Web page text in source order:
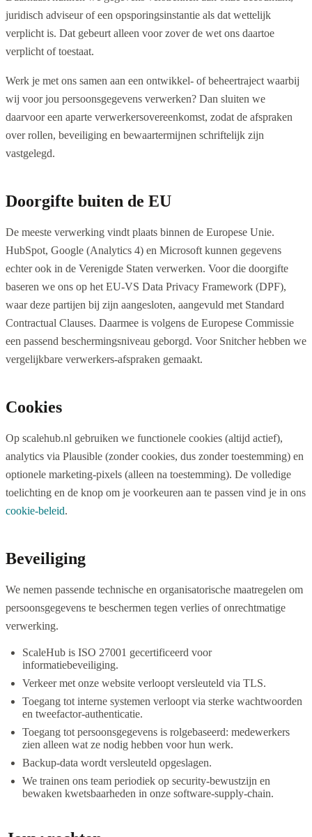
juridisch adviseur of een opsporingsinstantie als dat wettelijk
verplicht is. Dat gebeurt alleen voor zover de wet ons daartoe
verplicht of toestaat.
Werk je met ons samen aan een ontwikkel- of beheertraject waarbij
wij voor jou persoonsgegevens verwerken? Dan sluiten we
daarvoor een aparte verwerkersovereenkomst, zodat de afspraken
over rollen, beveiliging en bewaartermijnen schriftelijk zijn
vastgelegd.
Doorgifte buiten de EU
De meeste verwerking vindt plaats binnen de Europese Unie.
HubSpot, Google (Analytics 4) en Microsoft kunnen gegevens
echter ook in de Verenigde Staten verwerken. Voor die doorgifte
baseren we ons op het EU-VS Data Privacy Framework (DPF),
waar deze partijen bij zijn aangesloten, aangevuld met Standard
Contractual Clauses. Daarmee is volgens de Europese Commissie
een passend beschermingsniveau geborgd. Voor Snitcher hebben we
vergelijkbare verwerkers-afspraken gemaakt.
Cookies
Op scalehub.nl gebruiken we functionele cookies (altijd actief),
analytics via Plausible (zonder cookies, dus zonder toestemming) en
optionele marketing-pixels (alleen na toestemming). De volledige
toelichting en de knop om je voorkeuren aan te passen vind je in ons
cookie-beleid.
Beveiliging
We nemen passende technische en organisatorische maatregelen om
persoonsgegevens te beschermen tegen verlies of onrechtmatige
verwerking.
ScaleHub is ISO 27001 gecertificeerd voor
informatiebeveiliging.
Verkeer met onze website verloopt versleuteld via TLS.
Toegang tot interne systemen verloopt via sterke wachtwoorden
en tweefactor-authenticatie.
Toegang tot persoonsgegevens is rolgebaseerd: medewerkers
zien alleen wat ze nodig hebben voor hun werk.
Backup-data wordt versleuteld opgeslagen.
We trainen ons team periodiek op security-bewustzijn en
bewaken kwetsbaarheden in onze software-supply-chain.